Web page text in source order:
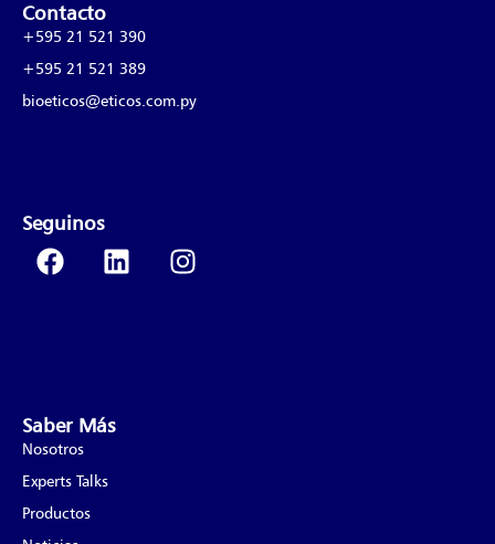
Saber Más
Nosotros
Experts Talks
Productos
Contacto
+595 21 521 390
+595 21 521 389
bioeticos@eticos.com.py
Seguinos